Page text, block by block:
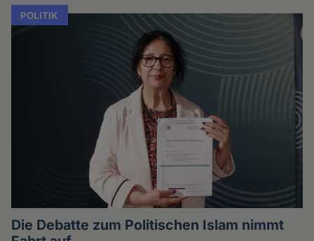
POLITIK
Die Debatte zum Politischen Islam nimmt